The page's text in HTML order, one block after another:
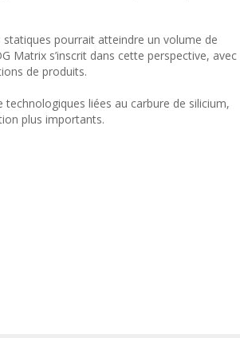
pourrait atteindre un volume de
Matrix s’inscrit dans cette perspective, avec
de produits.
liées au carbure de silicium,
plus importants.